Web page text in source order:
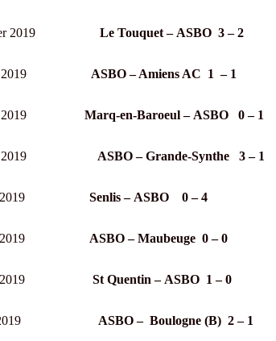
2019 Le Touquet – ASBO 3 – 2
2019 ASBO – Amiens AC 1 – 1
2019 Marq-en-Baroeul – ASBO 0 – 1
mars 2019 ASBO – Grande-Synthe 3 – 1
avril 2019 Senlis – ASBO 0 – 4
avril 2019 ASBO – Maubeuge 0 – 0
avril 2019 St Quentin – ASBO 1 – 0
mai 2019 ASBO – Boulogne (B) 2 – 1